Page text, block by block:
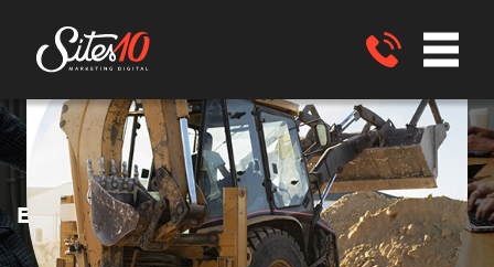
Anúncios no Google noGoogle ADS
para EMPRESAS de LOCAÇÕES de
EQUIPAMENTOsSão João Nepomuceno
- MG